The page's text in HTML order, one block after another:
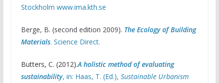
Stockholm www.ima.kth.se
Berge, B. (second edition 2009). The Ecology of Building
Materials. Science Direct.
Butters, C. (2012).A holistic method of evaluating
sustainability, in: Haas, T. (Ed.), Sustainable Urbanism